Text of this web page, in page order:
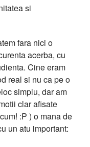
si
fara nici o
acerba, cu
Cine eram
real si nu ca pe o
simplu, dar am
clar afisate
:P ) o mana de
un atu important: